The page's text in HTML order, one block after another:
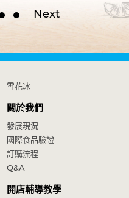
Next
雪花冰
關於我們
發展現況
國際食品驗證
訂購流程
Q&A
開店輔導教學